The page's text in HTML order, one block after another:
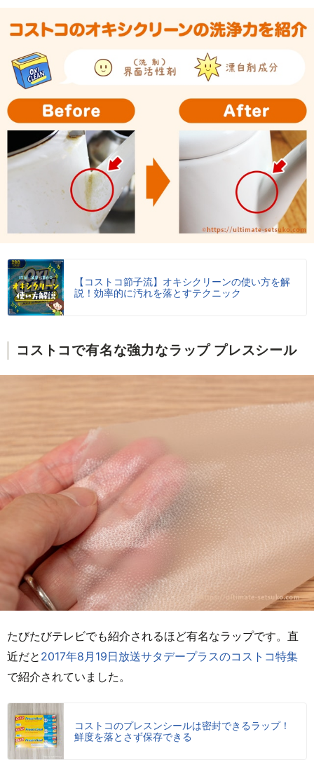
【コストコ節子流】オキシクリーンの使い方を解
説！効率的に汚れを落とすテクニック
コストコで有名な強力なラップ プレスシール
たびたびテレビでも紹介されるほど有名なラップです。直
近だと 2017年8月19日放送サタデープラスのコストコ特集
で紹介されていました。
コストコのプレスンシールは密封できるラップ！
鮮度を落とさず保存できる